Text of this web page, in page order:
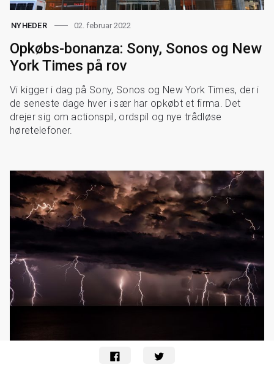
NYHEDER 02. februar 2022
Opkøbs-bonanza: Sony, Sonos og New
York Times på rov
Vi kigger i dag på Sony, Sonos og New York Times, der i
de seneste dage hver i sær har opkøbt et firma. Det
drejer sig om actionspil, ordspil og nye trådløse
høretelefoner.
31. januar 2022